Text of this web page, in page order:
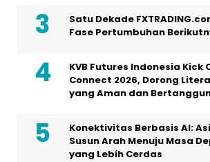
Satu Dekade
Fase Pertumbuhan
KVB Futures Indonesia Kick
Connect 2026, Dorong
yang Aman dan
Konektivitas Berbasis AI:
Susun Arah Menuju Masa
yang Lebih Cerdas